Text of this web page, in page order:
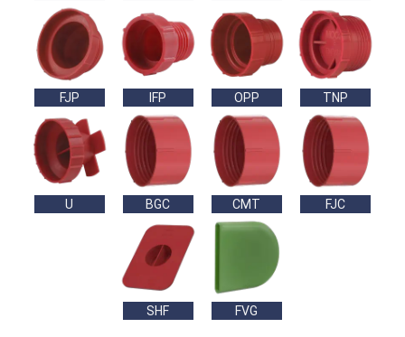
FJP IFP OPP TNP
U BGC CMT FJC
SHF FVG